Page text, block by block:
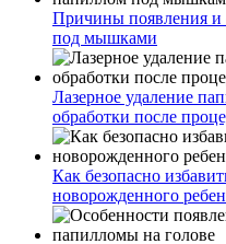
Причины появления и
под мышками
Лазерное удаление
обработки после
Как безопасно
новорожденного